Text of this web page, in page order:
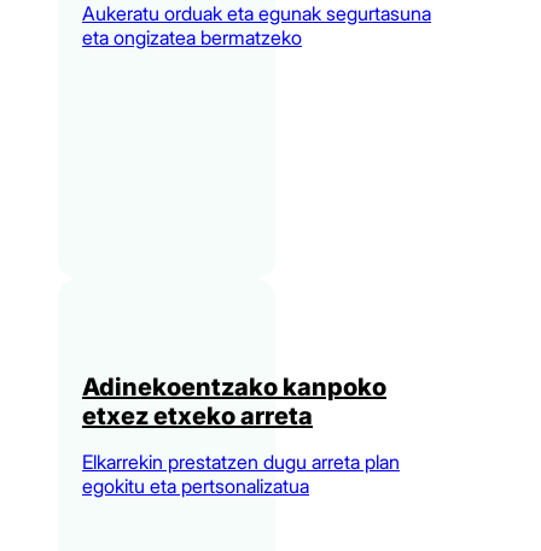
Aukeratu orduak eta egunak segurtasuna
eta ongizatea bermatzeko
Adinekoentzako kanpoko
etxez etxeko arreta
Elkarrekin prestatzen dugu arreta plan
egokitu eta pertsonalizatua